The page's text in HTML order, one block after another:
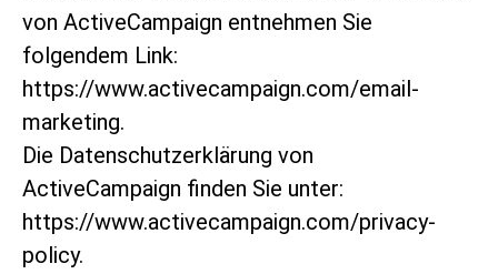
von ActiveCampaign entnehmen Sie
folgendem Link:
https://www.activecampaign.com/email-
marketing.
Die Datenschutzerklärung von
ActiveCampaign finden Sie unter:
https://www.activecampaign.com/privacy-
policy.